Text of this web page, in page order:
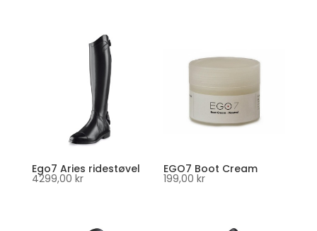
Ego7 Aries ridestøvel
4299,00 kr
EGO7 Boot Cream
199,00kr